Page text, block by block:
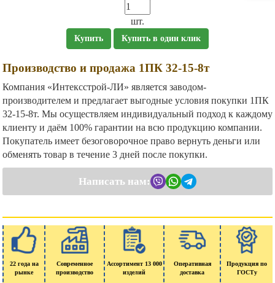
шт.
Купить Купить в один клик
Производство и продажа 1ПК 32-15-8т
Компания «Интексстрой-ЛИ» является заводом-
производителем и предлагает выгодные условия покупки 1ПК
32-15-8т. Мы осуществляем индивидуальный подход к каждому
клиенту и даём 100% гарантии на всю продукцию компании.
Покупатель имеет безоговорочное право вернуть деньги или
обменять товар в течение 3 дней после покупки.
Написать нам:
22 года на
рынке
Современное
производство
Ассортимент 13 000
изделий
Оперативная
доставка
Продукция по
ГОСТу